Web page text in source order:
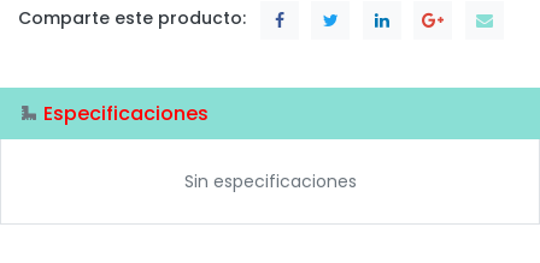
Comparte este producto:
Especificaciones
Sin especificaciones